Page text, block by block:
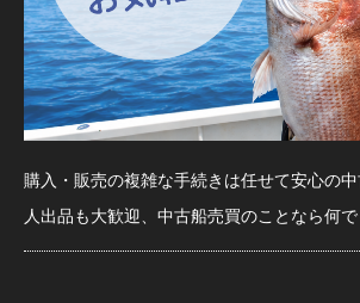
購入・販売の複雑な手続きは任せて安心の
人出品も大歓迎、中古船売買のことなら何